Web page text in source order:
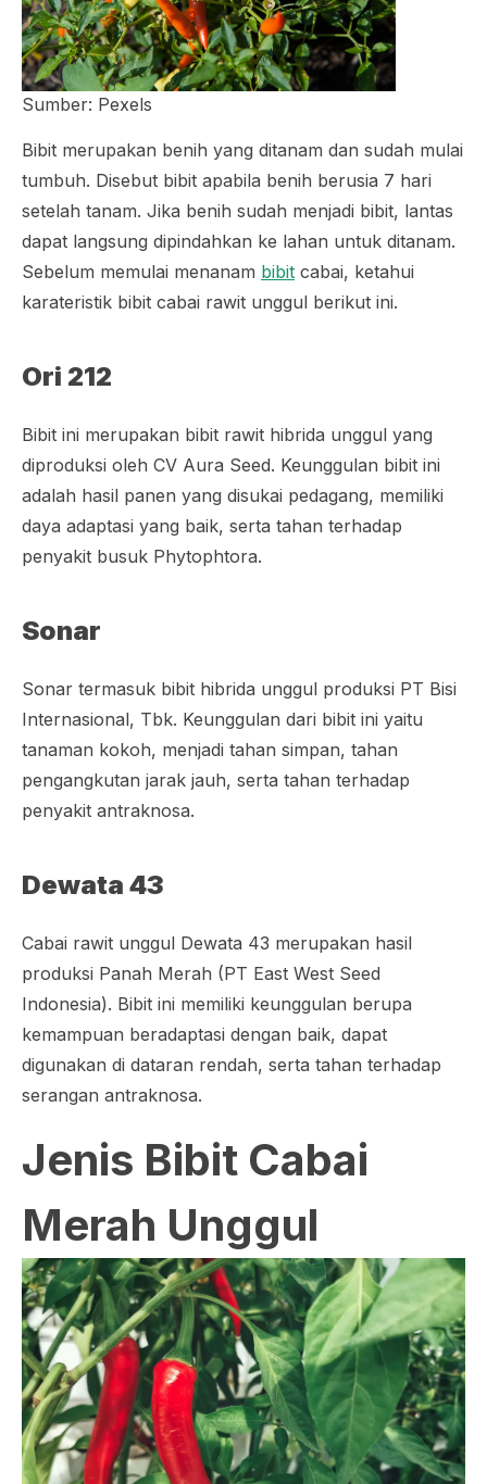
Sumber: Pexels
Bibit merupakan benih yang ditanam dan sudah mulai
tumbuh. Disebut bibit apabila benih berusia 7 hari
setelah tanam. Jika benih sudah menjadi bibit, lantas
dapat langsung dipindahkan ke lahan untuk ditanam.
Sebelum memulai menanam bibit cabai, ketahui
karateristik bibit cabai rawit unggul berikut ini.
Ori 212
Bibit ini merupakan bibit rawit hibrida unggul yang
diproduksi oleh CV Aura Seed. Keunggulan bibit ini
adalah hasil panen yang disukai pedagang, memiliki
daya adaptasi yang baik, serta tahan terhadap
penyakit busuk Phytophtora.
Sonar
Sonar termasuk bibit hibrida unggul produksi PT Bisi
Internasional, Tbk. Keunggulan dari bibit ini yaitu
tanaman kokoh, menjadi tahan simpan, tahan
pengangkutan jarak jauh, serta tahan terhadap
penyakit antraknosa.
Dewata 43
Cabai rawit unggul Dewata 43 merupakan hasil
produksi Panah Merah (PT East West Seed
Indonesia). Bibit ini memiliki keunggulan berupa
kemampuan beradaptasi dengan baik, dapat
digunakan di dataran rendah, serta tahan terhadap
serangan antraknosa.
Jenis Bibit Cabai
Merah Unggul